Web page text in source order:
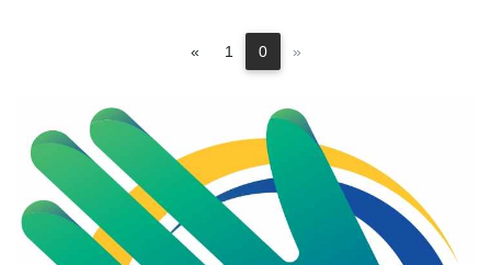
« 1 0 »